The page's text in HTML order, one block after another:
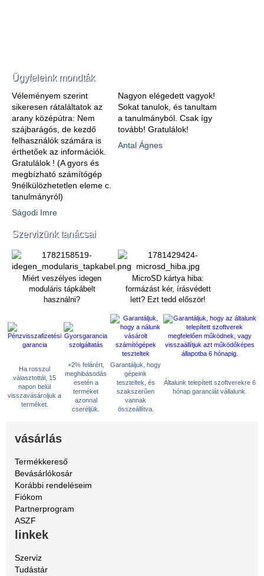
Ügyfeleink mondták
Véleményem szerint
sikeresen rátaláltatok az
arany középútra: Nem
szájbarágós, de kezdő
felhasználók számára is
érthetőek az információk.
Gratulálok ! (A gyors és
megbízható számítógép
9nélkülözhetetlen eleme c.
tanulmányról)
Ságodi Imre
Nagyon elégedett vagyok!
Sokat tanulok, és tanultam
a tanulmányból. Csak így
tovább! Gratulálok!
Antal Ágnes
Szervizünk tanácsai
Miért veszélyes idegen
moduláris tápkábelt
használni?
MicroSD kártya hiba:
formázást kér, írásvédett
lett? Ezt tedd először!
Ha rosszul
választottál, 15
napon belül
visszavásároljuk a
terméket.
+2% felárért,
meghibásodás
esetén a
terméket
azonnal
cseréljük.
Garantáljuk, hogy
gépeink
teszteltek, és
szakszerűen
vannak
összeállítva.
Általunk telepített szoftverekre 6
hónap garanciát vállalunk.
vásárlás
Termékkereső
Bevásárlókosár
Korábbi rendeléseim
Fiókom
Partnerprogram
ASZF
linkek
Szerviz
Tudástár